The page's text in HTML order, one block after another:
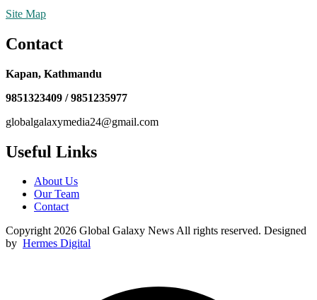
Site Map
Contact
Kapan, Kathmandu
9851323409 / 9851235977
globalgalaxymedia24@gmail.com
Useful Links
About Us
Our Team
Contact
Copyright 2026 Global Galaxy News All rights reserved. Designed
by Hermes Digital